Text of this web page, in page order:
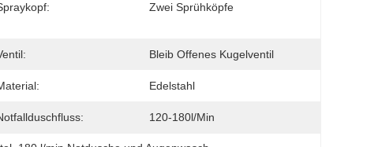
Zwei Sprühköpfe
Bleib Offenes Kugelventil
Edelstahl
120-180l/min